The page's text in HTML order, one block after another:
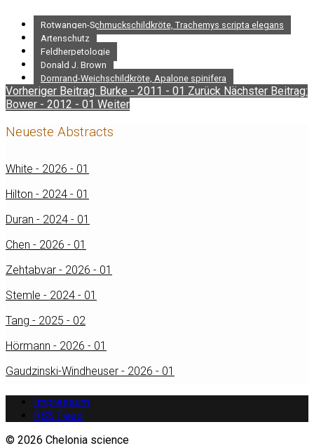
Rotwangen-Schmuckschildkröte, Trachemys scripta elegans
Artenschutz
Feldherpetologie
Donald J. Brown
Dornrand-Weichschildkröte, Apalone spinifera
Vorheriger Beitrag: Burke - 2011 - 01 Zurück Nächster Beitrag:
Bower - 2012 - 01 Weiter
Neueste Abstracts
White - 2026 - 01
Hilton - 2024 - 01
Duran - 2024 - 01
Chen - 2026 - 01
Zehtabvar - 2026 - 01
Stemle - 2024 - 01
Tang - 2025 - 02
Hörmann - 2026 - 01
Gaudzinski-Windheuser - 2026 - 01
Impressum
RSS Feed
© 2026 Chelonia science